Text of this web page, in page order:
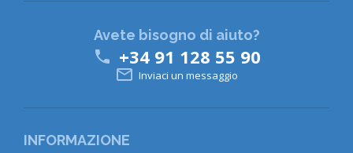
INFORMAZIONE
Avete bisogno di aiuto?
 +34 91 128 55 90
 Inviaci un messaggio